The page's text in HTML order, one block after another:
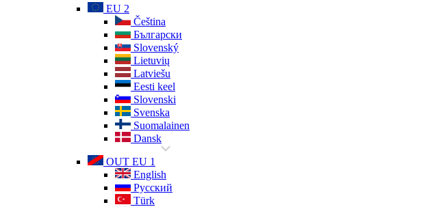
EU 2
Čeština
Български
Slovenský
Lietuvių
Latviešu
Eesti keel
Slovenski
Svenska
Suomalainen
Dansk
OUT EU 1
English
Русский
Türk